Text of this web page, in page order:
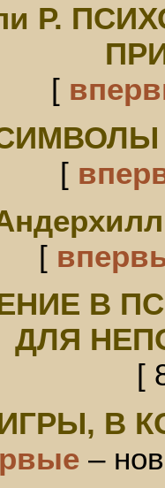
Р.
[
[
[
В
ДЛЯ
[
ИГРЫ, В
–